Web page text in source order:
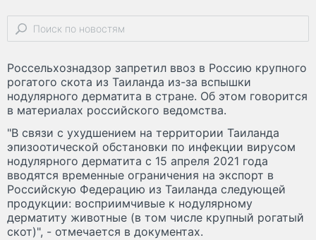
Россельхознадзор запретил ввоз в Россию крупного
рогатого скота из Таиланда из-за вспышки
нодулярного дерматита в стране. Об этом говорится
в материалах российского ведомства.
"В связи с ухудшением на территории Таиланда
эпизоотической обстановки по инфекции вирусом
нодулярного дерматита с 15 апреля 2021 года
вводятся временные ограничения на экспорт в
Российскую Федерацию из Таиланда следующей
продукции: восприимчивые к нодулярному
дерматиту животные (в том числе крупный рогатый
скот)", - отмечается в документах.